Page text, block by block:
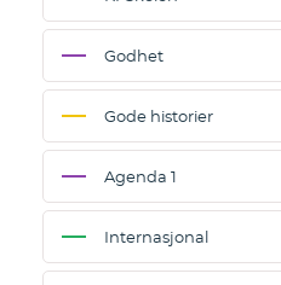
Godhet
Gode historier
Agenda 1
Internasjonal